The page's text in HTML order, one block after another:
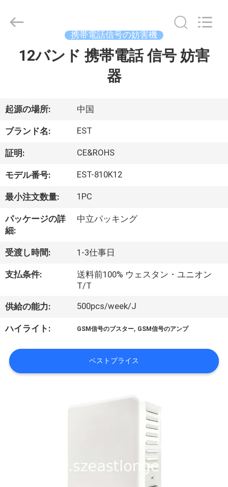
品
動
画
私
達
に
い
て
場
2011
ELECTRONICS(HK)
携帯電話信号の妨害機
12バンド 携帯電話 信号 妨害
器
起源の場所: 中国
ブランド名: EST
証明: CE&ROHS
モデル番号: EST-810K12
最小注文数量: 1PC
パッケージの詳
細:
中立パッキング
受渡し時間: 1-3仕事日
支払条件:
送料前100% ウェスタン・ユニオン
T/T
供給の能力: 500pcs/week/J
ハイライト: GSM信号のブスター, GSM信号のアンプ
ベストプライス